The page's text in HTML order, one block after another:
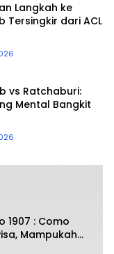
Langkah ke
Tersingkir dari ACL
vs Ratchaburi:
Mental Bangkit
1907 : Como
Mampukah
Poin?